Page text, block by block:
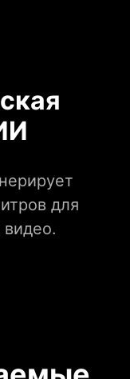
для
видео.